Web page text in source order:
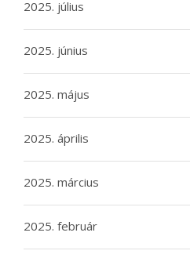
2025. július
2025. június
2025. május
2025. április
2025. március
2025. február